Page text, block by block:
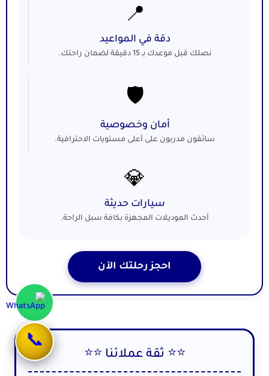
📞
📍
دقة في المواعيد
نصلك قبل موعدك بـ 15 دقيقة لضمان راحتك.
🛡️
أمان وخصوصية
سائقون مدربون على أعلى مستويات الاحترافية.
💎
سيارات حديثة
أحدث الموديلات المجهزة بكافة سبل الراحة.
احجز رحلتك الآن
⭐⭐ ثقة عملائنا ⭐⭐